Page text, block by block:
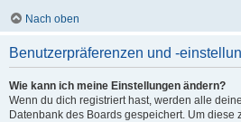
Nach oben
Benutzerpräferenzen und -
Wie kann ich meine Einstellungen ändern?
Wenn du dich registriert hast, werden alle
Datenbank des Boards gespeichert. Um diese